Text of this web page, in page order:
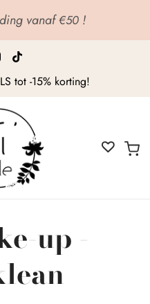
vanaf €50 !
tot -15% korting!
up -